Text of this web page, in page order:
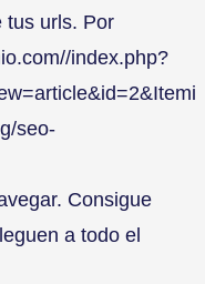
tus urls. Por
index.php?
seo-
Consigue
a todo el